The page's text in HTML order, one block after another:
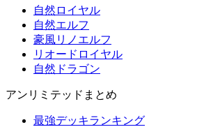
自然ロイヤル
自然エルフ
豪風リノエルフ
リオードロイヤル
自然ドラゴン
アンリミテッドまとめ
最強デッキランキング